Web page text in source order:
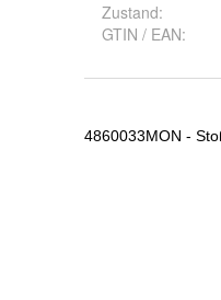
Zustand:
GTIN / EAN: